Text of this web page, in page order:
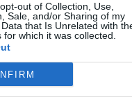
out of Collection, Use,
Sale, and/or Sharing of my
that Is Unrelated with
for which it was collected.